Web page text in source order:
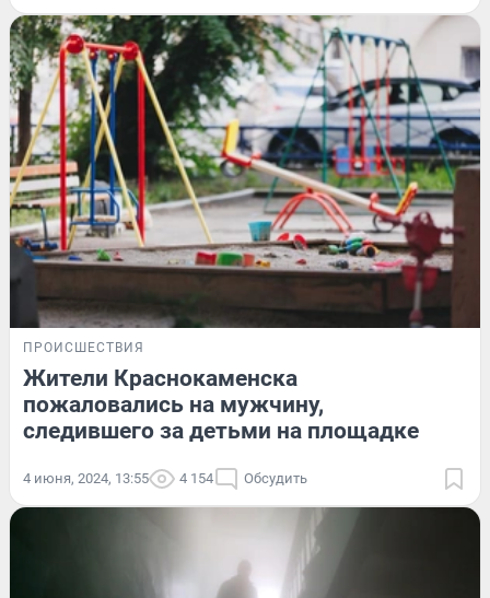
ПРОИСШЕСТВИЯ
Жители Краснокаменска
пожаловались на мужчину,
следившего за детьми на площадке
4 июня, 2024, 13:55 4 154 Обсудить